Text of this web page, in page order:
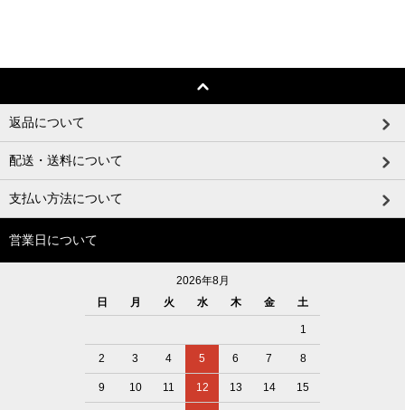
返品について
配送・送料について
支払い方法について
営業日について
2026年8月
日
月 火 水 木 金 土
1
2 3 4 5 6 7 8
9 10 11 12 13 14 15